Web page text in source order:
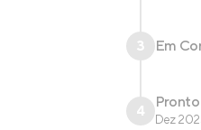
3 Em
4 Pronto
Dez